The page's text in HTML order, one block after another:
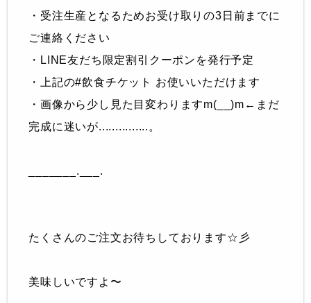
・受注生産となるためお受け取りの3日前までに
ご連絡ください
・LINE友だち限定割引クーポンを発行予定
・上記の#飲食チケット お使いいただけます
・画像から少し見た目変わりますm(__)m←まだ
完成に迷いが...............。
_______.___.
たくさんのご注文お待ちしております☆彡
美味しいですよ〜